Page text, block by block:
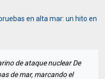
en alta mar: un hito en
de ataque nuclear De
de mar, marcando el